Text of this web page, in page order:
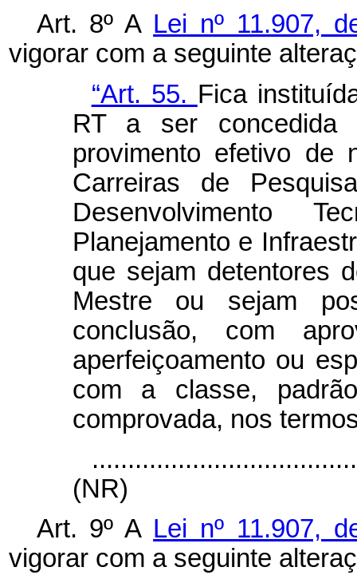
Art. 8º A Lei nº 11.907,
vigorar com a seguinte
“Art. 55. Fica
RT a ser concedida
provimento efetivo de
Carreiras de
Desenvolvimento
Planejamento e
que sejam detentores
Mestre ou sejam
conclusão, com
aperfeiçoamento ou
com a classe,
comprovada, nos
(NR)
Art. 9º A Lei nº 11.907,
vigorar com a seguinte